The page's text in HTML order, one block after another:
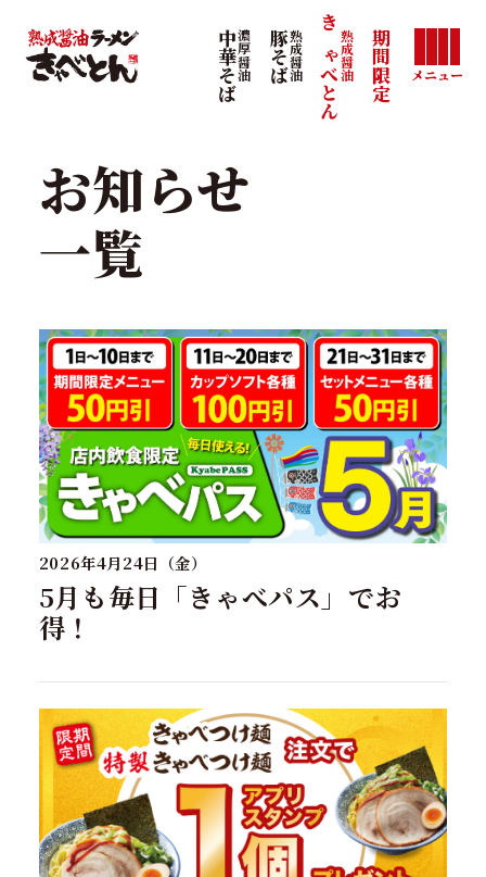
期間限定
熟成醤油
きゃべとん
熟成醤油
豚そば
濃厚醤油
中華そば メニュー
お知らせ
一覧
2026年4月24日（金）
5月も毎日「きゃべパス」でお
得！